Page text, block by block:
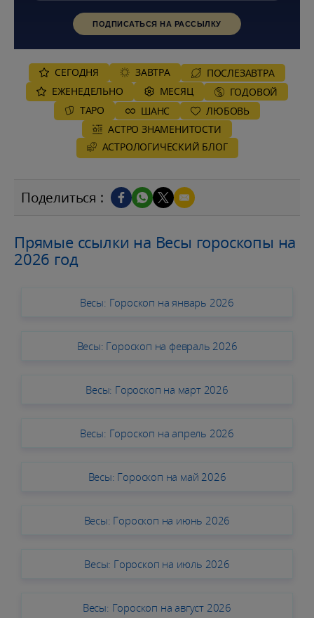
ПОДПИСАТЬСЯ НА РАССЫЛКУ
СЕГОДНЯ ЗАВТРА
ПОСЛЕЗАВТРА
ЕЖЕНЕДЕЛЬНО
MЕСЯЦ
ГОДОВОЙ
ТАРО
ШАНС
ЛЮБОВЬ
АСТРО ЗНАМЕНИТОСТИ
AСТРОЛОГИЧЕСКИЙ БЛОГ
Поделиться :
Прямые ссылки на Весы гороскопы на
2026 год
Весы: Гороскоп на январь 2026
Весы: Гороскоп на февраль 2026
Весы: Гороскоп на март 2026
Весы: Гороскоп на апрель 2026
Весы: Гороскоп на май 2026
Весы: Гороскоп на июнь 2026
Весы: Гороскоп на июль 2026
Весы: Гороскоп на август 2026